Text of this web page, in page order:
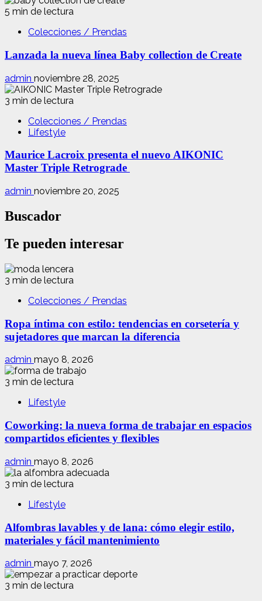
5 min de lectura
Colecciones / Prendas
Lanzada la nueva línea Baby collection de Create
admin noviembre 28, 2025
3 min de lectura
Colecciones / Prendas
Lifestyle
Maurice Lacroix presenta el nuevo AIKONIC
Master Triple Retrograde
admin noviembre 20, 2025
Buscador
Te pueden interesar
3 min de lectura
Colecciones / Prendas
Ropa íntima con estilo: tendencias en corsetería y
sujetadores que marcan la diferencia
admin mayo 8, 2026
3 min de lectura
Lifestyle
Coworking: la nueva forma de trabajar en espacios
compartidos eficientes y flexibles
admin mayo 8, 2026
3 min de lectura
Lifestyle
Alfombras lavables y de lana: cómo elegir estilo,
materiales y fácil mantenimiento
admin mayo 7, 2026
3 min de lectura